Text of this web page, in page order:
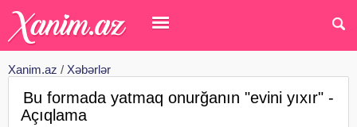
Xanim.az / Xəbərlər
Bu formada yatmaq onurğanın "evini yıxır" -
Açıqlama